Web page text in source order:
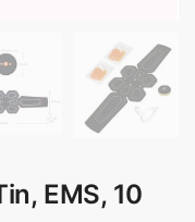
EMS, 10